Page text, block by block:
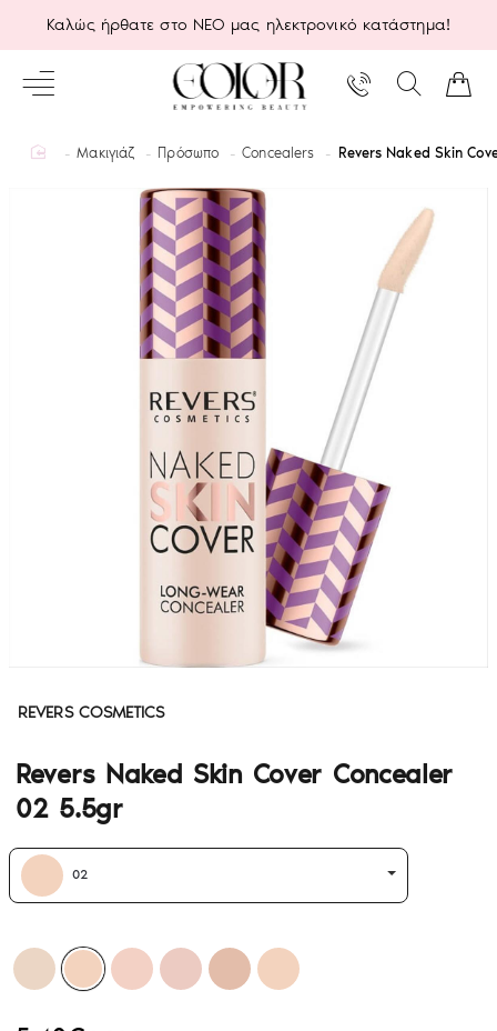
Καλώς ήρθατε στο ΝΕΟ μας ηλεκτρονικό κατάστημα!
homeΜακιγιάζ Πρόσωπο Concealers Revers Naked Skin
REVERS COSMETICS
Revers Naked Skin Cover Concealer
02 5.5gr
02